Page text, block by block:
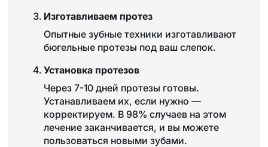
Изготавливаем протез
Опытные зубные техники изготавливают
бюгельные протезы под ваш слепок.
Установка протезов
Через 7-10 дней протезы готовы.
Устанавливаем их, если нужно —
корректируем. В 98% случаев на этом
лечение заканчивается, и вы можете
пользоваться новыми зубами.